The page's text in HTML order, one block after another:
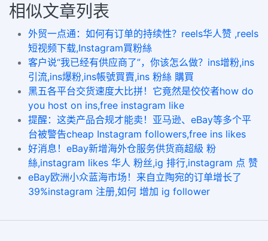
相似文章列表
外贸一点通：如何有订单的持续性？reels华人赞 ,reels
短视频下载,Instagram買粉絲
客户说“我已经有供应商了”，你该怎么做？ins增粉,ins
引流,ins爆粉,ins帳號買賣,ins 粉絲 購買
黑五各平台交货速度大比拼！它竟然是佼佼者how do
you host on ins,free instagram like
提醒：这类产品合规才能卖！亚马逊、eBay等多个平
台被警告cheap Instagram followers,free ins likes
好消息！eBay新增海外仓服务供货商超級 粉
絲,instagram likes 华人 粉丝,ig 排行,instagram 点 赞
eBay欧洲小众蓝海市场！来自立陶宛的订单增长了
39%instagram 注册,如何 增加 ig follower